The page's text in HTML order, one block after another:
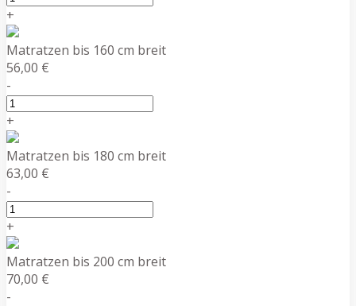
+
Matratzen bis 160 cm breit
56,00 €
-
+
Matratzen bis 180 cm breit
63,00 €
-
+
Matratzen bis 200 cm breit
70,00 €
-